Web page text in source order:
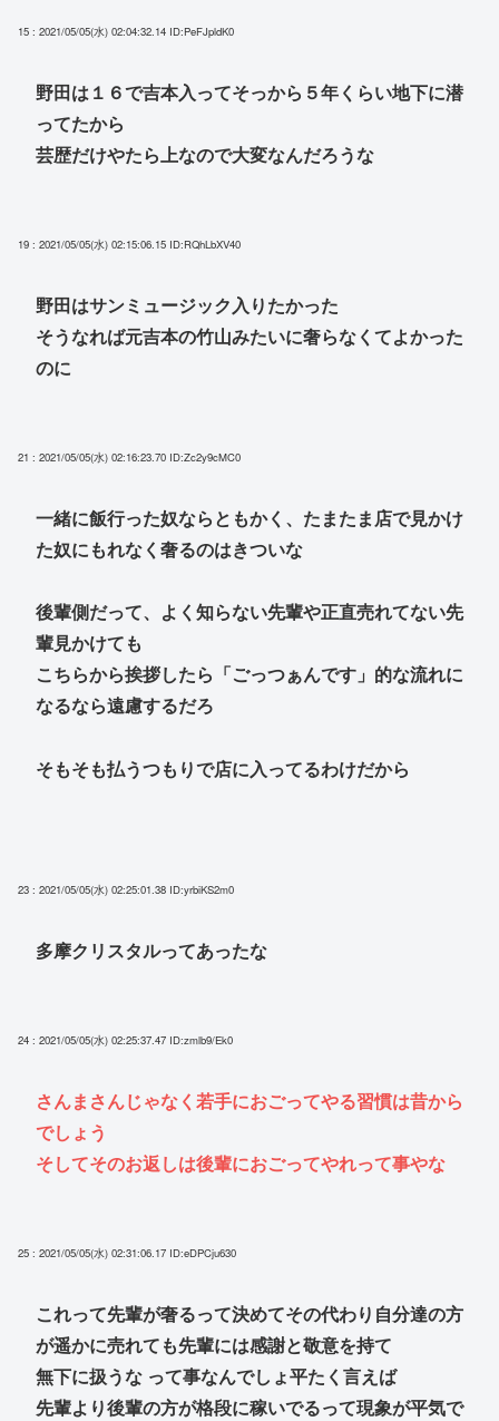
15 : 2021/05/05(水) 02:04:32.14 ID:PeFJpldK0
野田は１６で吉本入ってそっから５年くらい地下に潜
ってたから
芸歴だけやたら上なので大変なんだろうな
19 : 2021/05/05(水) 02:15:06.15 ID:RQhLbXV40
野田はサンミュージック入りたかった
そうなれば元吉本の竹山みたいに奢らなくてよかった
のに
21 : 2021/05/05(水) 02:16:23.70 ID:Zc2y9cMC0
一緒に飯行った奴ならともかく、たまたま店で見かけ
た奴にもれなく奢るのはきついな
後輩側だって、よく知らない先輩や正直売れてない先
輩見かけても
こちらから挨拶したら「ごっつぁんです」的な流れに
なるなら遠慮するだろ
そもそも払うつもりで店に入ってるわけだから
23 : 2021/05/05(水) 02:25:01.38 ID:yrbiKS2m0
多摩クリスタルってあったな
24 : 2021/05/05(水) 02:25:37.47 ID:zmlb9/Ek0
さんまさんじゃなく若手におごってやる習慣は昔から
でしょう
そしてそのお返しは後輩におごってやれって事やな
25 : 2021/05/05(水) 02:31:06.17 ID:eDPCju630
これって先輩が奢るって決めてその代わり自分達の方
が遥かに売れても先輩には感謝と敬意を持て
無下に扱うな って事なんでしょ平たく言えば
先輩より後輩の方が格段に稼いでるって現象が平気で